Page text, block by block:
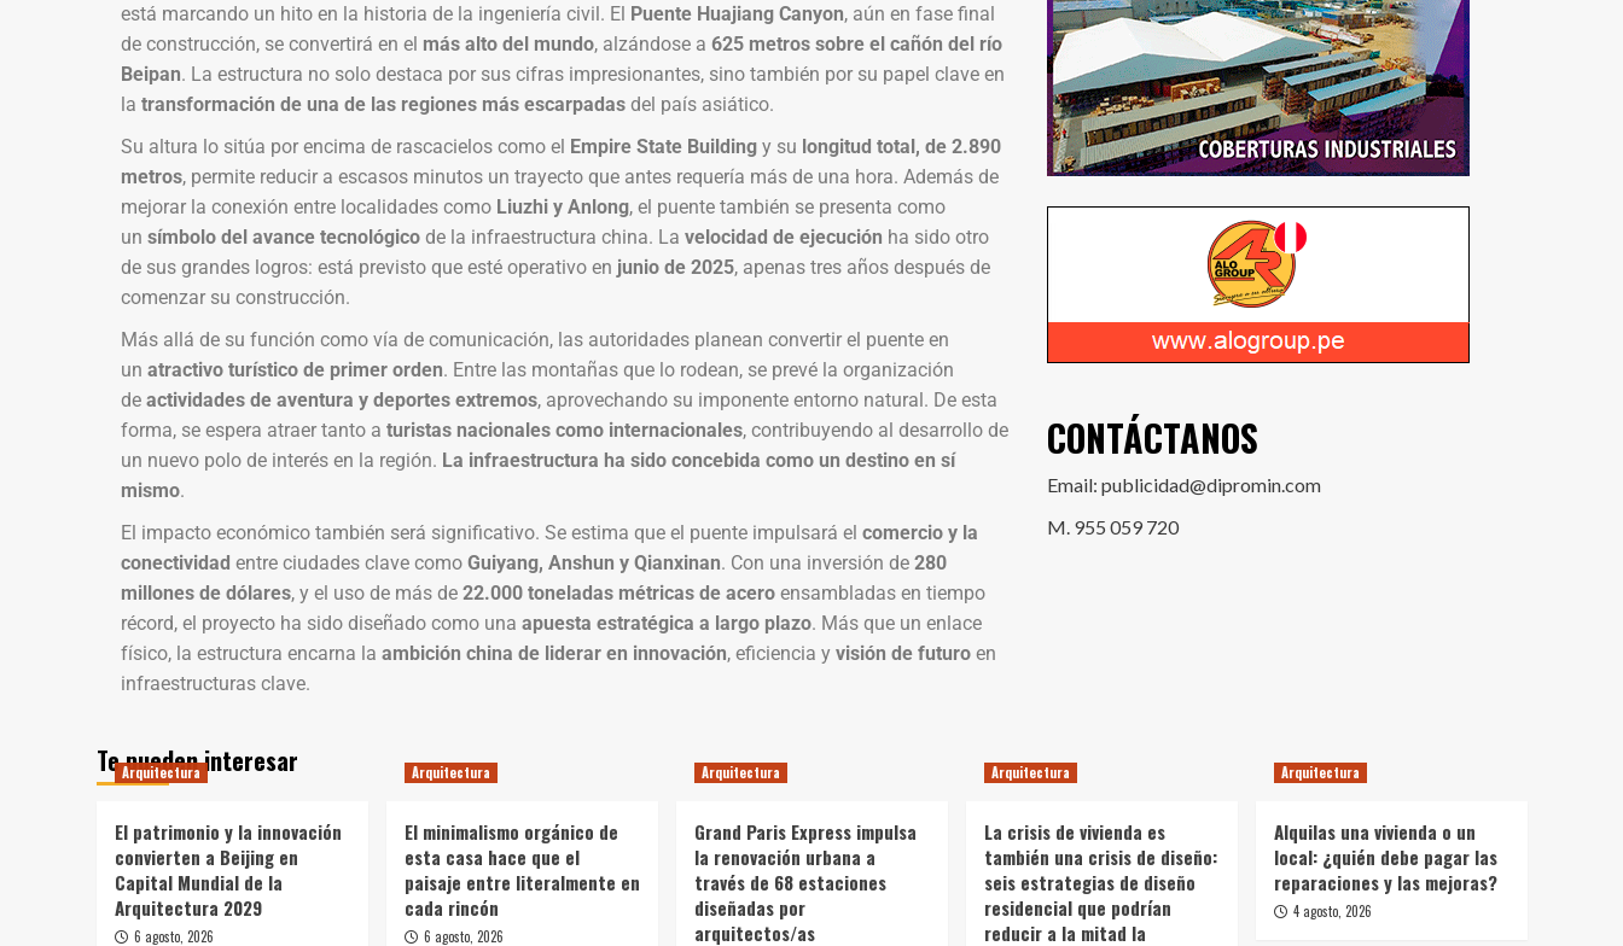
está marcando un hito en la historia de la ingeniería civil. El Puente Huajiang Canyon, aún en fase final
de construcción, se convertirá en el más alto del mundo, alzándose a 625 metros sobre el cañón del río
Beipan. La estructura no solo destaca por sus cifras impresionantes, sino también por su papel clave en
la transformación de una de las regiones más escarpadasdel país asiático.
Su altura lo sitúa por encima de rascacielos como el Empire State Buildingy su longitud total, de 2.890
metros, permite reducir a escasos minutos un trayecto que antes requería más de una hora. Además de
mejorar la conexión entre localidades como Liuzhi y Anlong, el puente también se presenta como
un símbolo del avance tecnológicode la infraestructura china. La velocidad de ejecución ha sido otro
de sus grandes logros: está previsto que esté operativo en junio de 2025, apenas tres años después de
comenzar su construcción.
Más allá de su función como vía de comunicación, las autoridades planean convertir el puente en
un atractivo turístico de primer orden. Entre las montañas que lo rodean, se prevé la organización
de actividades de aventura y deportes extremos, aprovechando su imponente entorno natural. De esta
forma, se espera atraer tanto a turistas nacionales como internacionales, contribuyendo al desarrollo de
un nuevo polo de interés en la región. La infraestructura ha sido concebida como un destino en sí
mismo.
El impacto económico también será significativo. Se estima que el puente impulsará el comercio y la
conectividad entre ciudades clave como Guiyang, Anshun y Qianxinan. Con una inversión de 280
millones de dólares, y el uso de más de 22.000 toneladas métricas de aceroensambladas en tiempo
récord, el proyecto ha sido diseñado como una apuesta estratégica a largo plazo. Más que un enlace
físico, la estructura encarna la ambición china de liderar en innovación, eficiencia y visión de futuroen
infraestructuras clave.
CONTÁCTANOS
Email: publicidad@dipromin.com
M. 955 059 720
Te pueden interesar
Arquitectura
El patrimonio y la innovación
convierten a Beijing en
Capital Mundial de la
Arquitectura 2029
6 agosto, 2026
Arquitectura
El minimalismo orgánico de
esta casa hace que el
paisaje entre literalmente en
cada rincón
6 agosto, 2026
Arquitectura
Grand Paris Express impulsa
la renovación urbana a
través de 68 estaciones
diseñadas por
arquitectos/as
Arquitectura
La crisis de vivienda es
también una crisis de diseño:
seis estrategias de diseño
residencial que podrían
reducir a la mitad la
Arquitectura
Alquilas una vivienda o un
local: ¿quién debe pagar las
reparaciones y las mejoras?
4 agosto, 2026